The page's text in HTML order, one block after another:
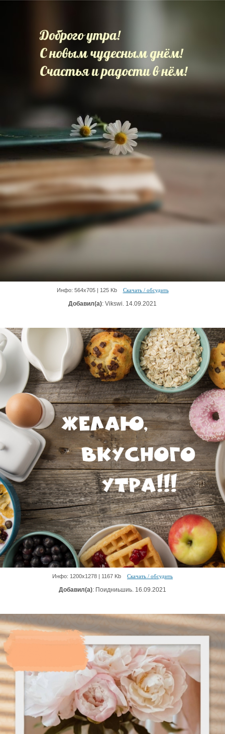
Инфо: 564х705 | 125 Kb Скачать / обсудить
Добавил(а): Vikswi. 14.09.2021
Инфо: 1200х1278 | 1167 Kb Скачать / обсудить
Добавил(а): Поидниьшиь. 16.09.2021